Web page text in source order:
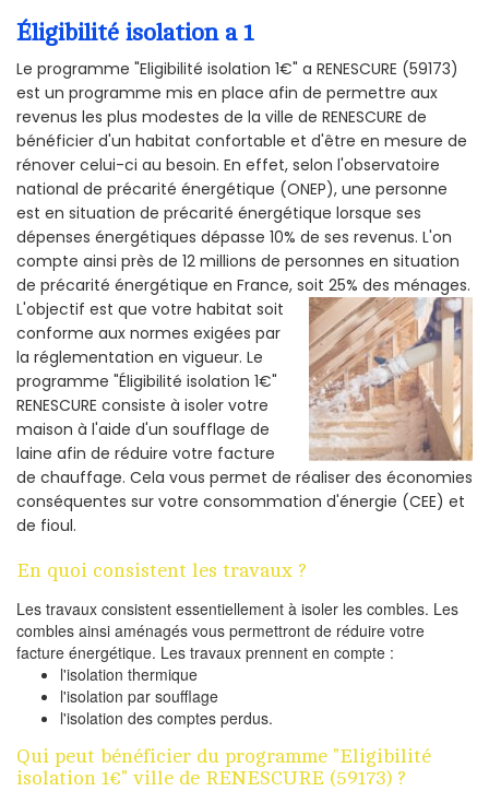
Éligibilité isolation a 1
Le programme "Eligibilité isolation 1€" a RENESCURE (59173)
est un programme mis en place afin de permettre aux
revenus les plus modestes de la ville de RENESCURE de
bénéficier d'un habitat confortable et d'être en mesure de
rénover celui-ci au besoin. En effet, selon l'observatoire
national de précarité énergétique (ONEP), une personne
est en situation de précarité énergétique lorsque ses
dépenses énergétiques dépasse 10% de ses revenus. L'on
compte ainsi près de 12 millions de personnes en situation
de précarité énergétique en France, soit 25% des ménages.
L'objectif est que votre habitat soit
conforme aux normes exigées par
la réglementation en vigueur. Le
programme "Éligibilité isolation 1€"
RENESCURE consiste à isoler votre
maison à l'aide d'un soufflage de
laine afin de réduire votre facture
de chauffage. Cela vous permet de réaliser des économies
conséquentes sur votre consommation d'énergie (CEE) et
de fioul.
En quoi consistent les travaux ?
Les travaux consistent essentiellement à isoler les combles. Les
combles ainsi aménagés vous permettront de réduire votre
facture énergétique. Les travaux prennent en compte :
l'isolation thermique
l'isolation par soufflage
l'isolation des comptes perdus.
Qui peut bénéficier du programme "Eligibilité
isolation 1€" ville de RENESCURE (59173) ?